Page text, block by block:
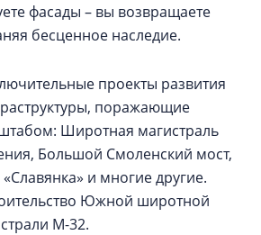
фасады – вы возвращаете
бесценное наследие.
проекты развития
поражающие
Широтная магистраль
Большой Смоленский мост,
и многие другие.
Южной широтной
М-32.